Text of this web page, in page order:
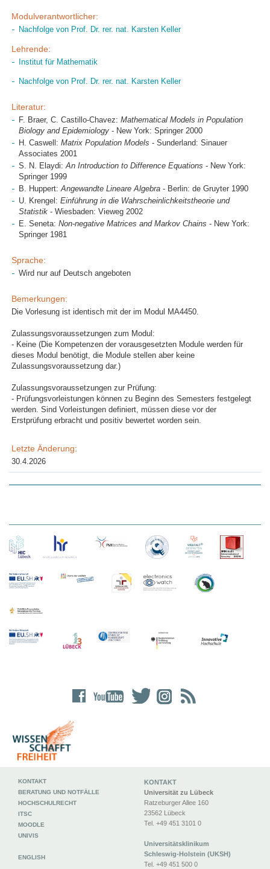
Modulverantwortlicher:
Nachfolge von Prof. Dr. rer. nat. Karsten Keller
Lehrende:
Institut für Mathematik
Nachfolge von Prof. Dr. rer. nat. Karsten Keller
Literatur:
F. Braer, C. Castillo-Chavez: Mathematical Models in Population
Biology and Epidemiology - New York: Springer 2000
H. Caswell: Matrix Population Models - Sunderland: Sinauer
Associates 2001
S. N. Elaydi:An Introduction to Difference Equations - New York:
Springer 1999
B. Huppert:Angewandte Lineare Algebra - Berlin: de Gruyter 1990
U. Krengel: Einführung in die Wahrscheinlichkeitstheorie und
Statistik - Wiesbaden: Vieweg 2002
E. Seneta: Non-negative Matrices and Markov Chains - New York:
Springer 1981
Sprache:
Wird nur auf Deutsch angeboten
Bemerkungen:
Die Vorlesung ist identisch mit der im Modul MA4450.
Zulassungsvoraussetzungen zum Modul:
- Keine (Die Kompetenzen der vorausgesetzten Module werden für
dieses Modul benötigt, die Module stellen aber keine
Zulassungsvoraussetzung dar.)
Zulassungsvoraussetzungen zur Prüfung:
- Prüfungsvorleistungen können zu Beginn des Semesters festgelegt
werden. Sind Vorleistungen definiert, müssen diese vor der
Erstprüfung erbracht und positiv bewertet worden sein.
Letzte Änderung:
30.4.2026
KONTAKT
Universität zu Lübeck
Ratzeburger Allee 160
23562 Lübeck
Tel. +49 451 3101 0
Universitätsklinikum
Schleswig-Holstein (UKSH)
Tel. +49 451 500 0
KONTAKT
BERATUNG UND NOTFÄLLE
HOCHSCHULRECHT
ITSC
MOODLE
UNIVIS
ENGLISH